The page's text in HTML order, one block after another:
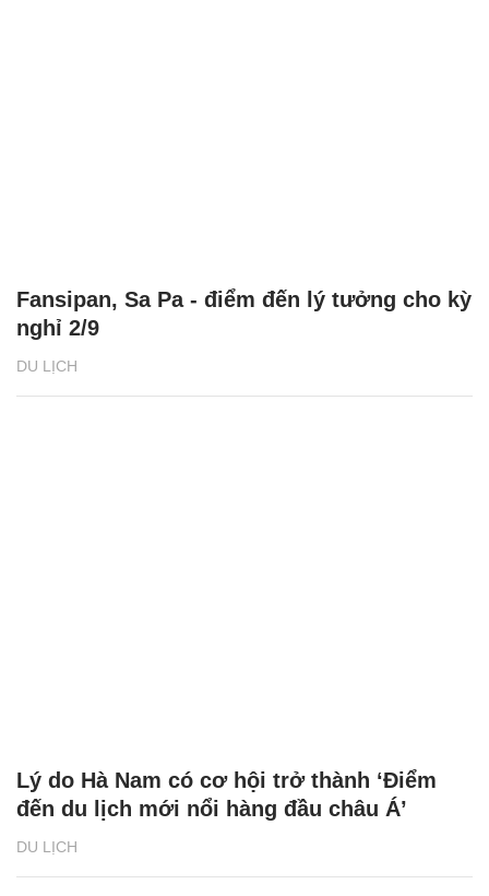
DU LỊCH
Fansipan, Sa Pa - điểm đến lý tưởng cho kỳ
nghỉ 2/9
DU LỊCH
Lý do Hà Nam có cơ hội trở thành ‘Điểm
đến du lịch mới nổi hàng đầu châu Á’